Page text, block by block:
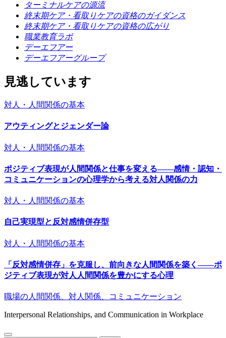
ターミナルケアの源流
終末期ケア・看取りケアの資格のガイダンス
終末期ケア・看取りケアの資格の広がり
職業教育ラボ
デーエフアー
デーエフアーグループ
見逃しています
対人・人間関係の基本
アウティングとジェンダー論
対人・人間関係の基本
ポジティブ表現が人間関係と仕事を変える――感情・認知・
コミュニケーションの心理学から考える対人関係の力
対人・人間関係の基本
自己実現型と反対感情併存型
対人・人間関係の基本
「反対感情併存」を克服し、前向きな人間関係を築く――ポ
ジティブ表現が対人人間関係を豊かにする心理
職場の人間関係、対人関係、コミュニケーション
Interpersonal Relationships, and Communication in Workplace